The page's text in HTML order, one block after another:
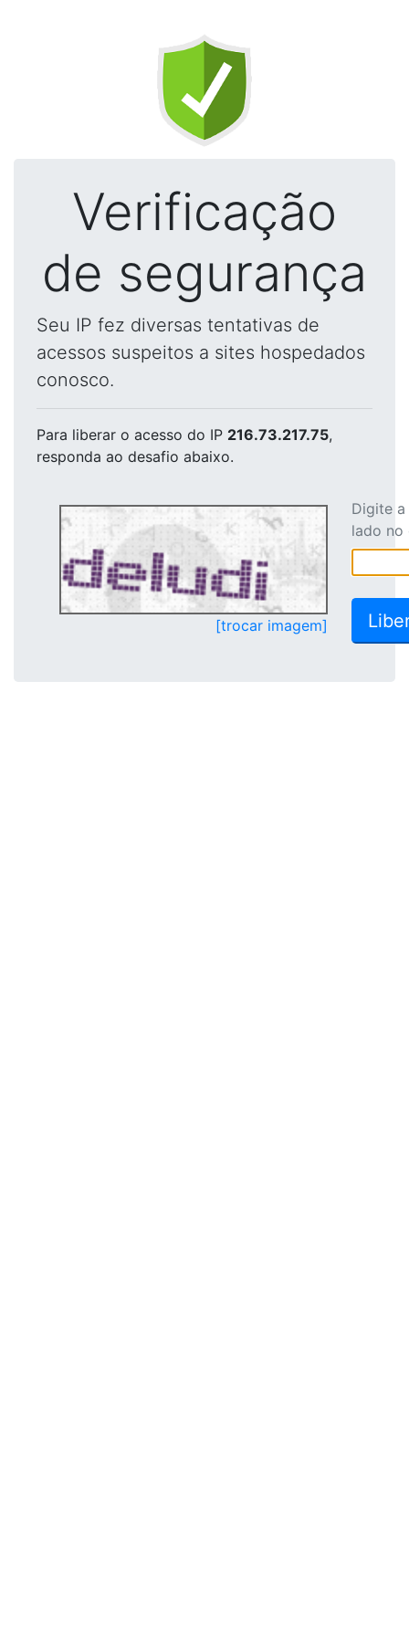
Verificação
de segurança
Seu IP fez diversas tentativas de
acessos suspeitos a sites hospedados
conosco.
Para liberar o acesso do IP 216.73.217.75,
responda ao desafio abaixo.
[trocar imagem]
Digite
lado no